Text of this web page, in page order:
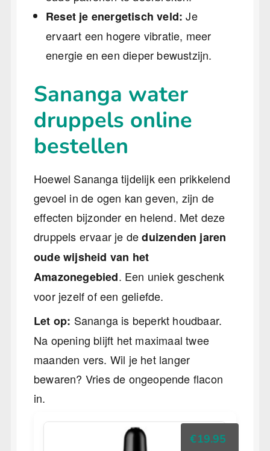
Reset je energetisch veld: Je
ervaart een hogere vibratie, meer
energie en een dieper bewustzijn.
Sananga water
druppels online
bestellen
Hoewel Sananga tijdelijk een prikkelend
gevoel in de ogen kan geven, zijn de
effecten bijzonder en helend. Met deze
druppels ervaar je deduizenden jaren
oude wijsheid van het
Amazonegebied. Een uniek geschenk
voor jezelf of een geliefde.
Let op: Sananga is beperkt houdbaar.
Na opening blijft het maximaal twee
maanden vers. Wil je het langer
bewaren? Vries de ongeopende flacon
in.
€19.95